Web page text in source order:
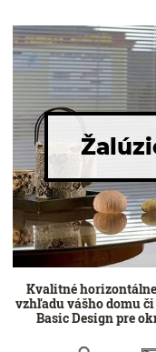
Kvalitné
vzhľadu vášho domu
Basic Design pre